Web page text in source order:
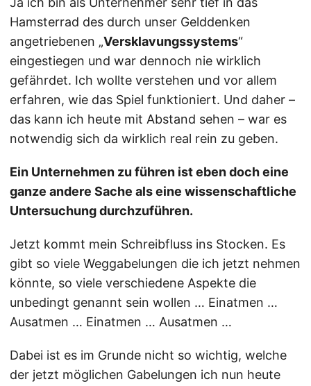
Hamsterrad des durch unser Gelddenken
angetriebenen „Versklavungssystems“
eingestiegen und war dennoch nie wirklich
gefährdet. Ich wollte verstehen und vor allem
erfahren, wie das Spiel funktioniert. Und daher –
das kann ich heute mit Abstand sehen – war es
notwendig sich da wirklich real rein zu geben.
Ein Unternehmen zu führen ist eben doch eine
ganze andere Sache als eine wissenschaftliche
Untersuchung durchzuführen.
Jetzt kommt mein Schreibfluss ins Stocken. Es
gibt so viele Weggabelungen die ich jetzt nehmen
könnte, so viele verschiedene Aspekte die
unbedingt genannt sein wollen … Einatmen …
Ausatmen … Einatmen … Ausatmen …
Dabei ist es im Grunde nicht so wichtig, welche
der jetzt möglichen Gabelungen ich nun heute